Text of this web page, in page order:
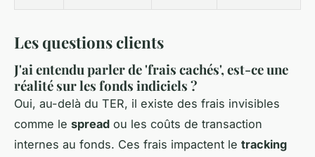
Les questions clients
J'ai entendu parler de 'frais cachés', est-ce une
réalité sur les fonds indiciels ?
Oui, au-delà du TER, il existe des frais invisibles
comme le spread ou les coûts de transaction
internes au fonds. Ces frais impactent le tracking